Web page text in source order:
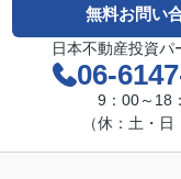
無料お問い
日本不動産投資パ
06-
9：00～18
（休：土・日